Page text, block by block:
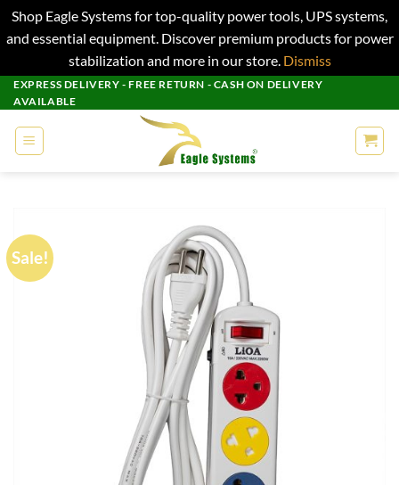
Shop Eagle Systems for top-quality power tools, UPS systems,
and essential equipment. Discover premium products for power
stabilization and more in our store. Dismiss
Skip
to
content
EXPRESS DELIVERY - FREE RETURN - CASH ON DELIVERY
AVAILABLE
Sale!